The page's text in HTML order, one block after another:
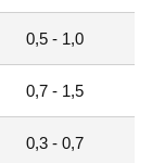
0,5 - 1,0
0,7 - 1,5
0,3 - 0,7